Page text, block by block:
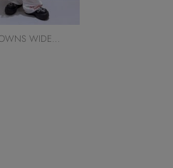
WIDE